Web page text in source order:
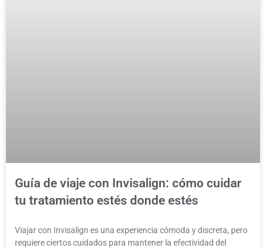
Guía de viaje con Invisalign: cómo cuidar
tu tratamiento estés donde estés
Viajar con Invisalign es una experiencia cómoda y discreta, pero
requiere ciertos cuidados para mantener la efectividad del